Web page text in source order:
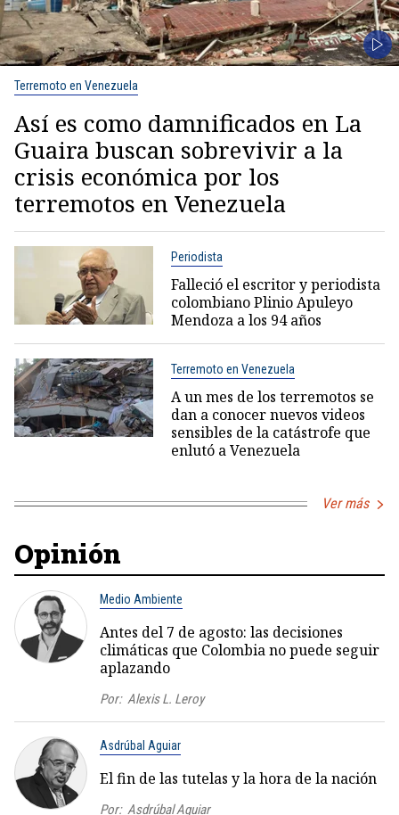
Terremoto en Venezuela
Así es como damnificados en La
Guaira buscan sobrevivir a la
crisis económica por los
terremotos en Venezuela
Periodista
Falleció el escritor y periodista
colombiano Plinio Apuleyo
Mendoza a los 94 años
Terremoto en Venezuela
A un mes de los terremotos se
dan a conocer nuevos videos
sensibles de la catástrofe que
enlutó a Venezuela
Ver más
Opinión
Medio Ambiente
Antes del 7 de agosto: las decisiones
climáticas que Colombia no puede seguir
aplazando
Por: Alexis L. Leroy
Asdrúbal Aguiar
El fin de las tutelas y la hora de la nación
Por: Asdrúbal Aguiar